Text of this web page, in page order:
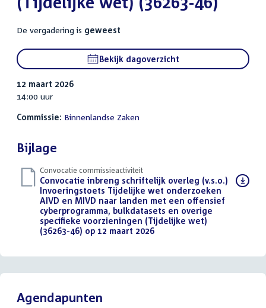
De vergadering is geweest
Bekijk dagoverzicht
12 maart 2026
14:00 uur
Commissie: Binnenlandse Zaken
Bijlage
Convocatie commissieactiviteit
Download
bestand:
Convocatie inbreng schriftelijk overleg (v.s.o.)
Invoeringstoets Tijdelijke wet onderzoeken
AIVD en MIVD naar landen met een offensief
cyberprogramma, bulkdatasets en overige
specifieke voorzieningen (Tijdelijke wet)
(36263-46) op 12 maart 2026(PDF)
Agendapunten